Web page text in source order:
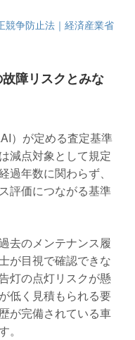
競争防止法｜経済産業省
障リスクとみな
）が定める査定基準
減点対象として規定
過年数に関わらず、
評価につながる基準
去のメンテナンス履
が目視で確認できな
灯の点灯リスクが懸
低く見積もられる要
が完備されている車